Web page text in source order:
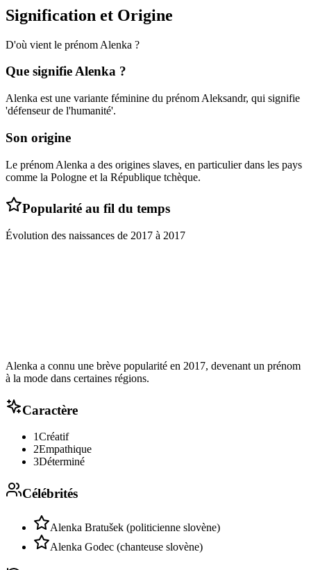
Signification et Origine
D'où vient le prénom Alenka ?
Que signifieAlenka ?
Alenka est une variante féminine du prénom Aleksandr, qui signifie
'défenseur de l'humanité'.
Son origine
Le prénom Alenka a des origines slaves, en particulier dans les pays
comme la Pologne et la République tchèque.
Popularité au fil du temps
Évolution des naissances de 2017 à 2017
Alenka a connu une brève popularité en 2017, devenant un prénom
à la mode dans certaines régions.
Caractère
1Créatif
2Empathique
3Déterminé
Célébrités
Alenka Bratušek (politicienne slovène)
Alenka Godec (chanteuse slovène)